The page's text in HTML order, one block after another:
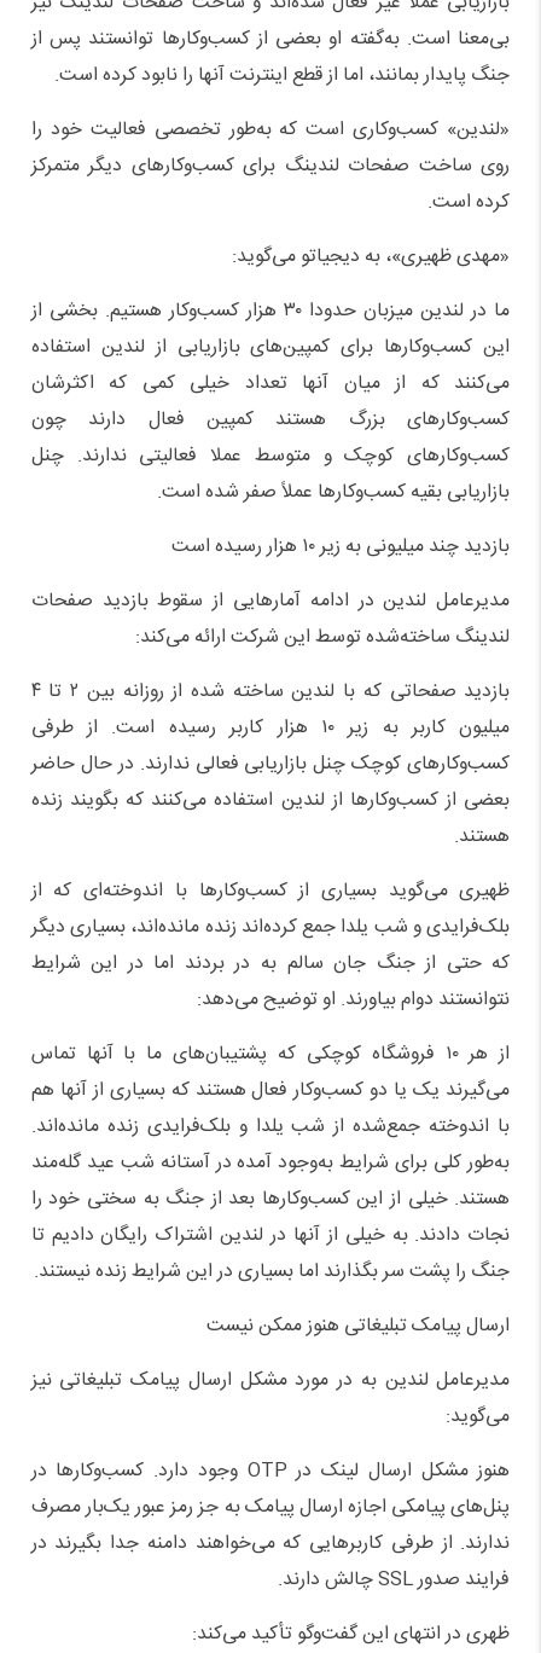
بی‌معنا است. به‌گفته او بعضی از کسب‌وکارها توانستند پس از
جنگ پایدار بمانند، اما از قطع اینترنت آنها را نابود کرده است.
«لندین» کسب‌وکاری است که به‌طور تخصصی فعالیت خود را
روی ساخت صفحات لندینگ برای کسب‌وکارهای دیگر متمرکز
کرده است.
«مهدی ظهیری»، به دیجیاتو می‌گوید:
ما در لندین میزبان حدودا ۳۰ هزار کسب‌وکار هستیم. بخشی از
این کسب‌وکارها برای کمپین‌های بازاریابی از لندین استفاده
می‌کنند که از میان آنها تعداد خیلی کمی که اکثرشان
کسب‌وکارهای بزرگ هستند کمپین فعال دارند چون
کسب‌وکارهای کوچک و متوسط عملا فعالیتی ندارند. چنل
بازاریابی بقیه کسب‌وکارها عملاً صفر شده است.
بازدید چند میلیونی به زیر ۱۰ هزار رسیده است
مدیرعامل لندین در ادامه آمارهایی از سقوط بازدید صفحات‌
لندینگ ساخته‌شده توسط این شرکت ارائه می‌کند:
بازدید صفحاتی که با لندین ساخته شده از روزانه بین ۲ تا ۴
میلیون کاربر به زیر ۱۰ هزار کاربر رسیده است. از طرفی
کسب‌وکارهای کوچک چنل بازاریابی فعالی ندارند. در حال حاضر
بعضی از کسب‌وکارها از لندین استفاده می‌کنند که بگویند زنده
هستند.
ظهیری می‌گوید بسیاری از کسب‌وکارها با اندوخته‌ای که از
بلک‌فرایدی و شب یلدا جمع کرده‌اند زنده‌ مانده‌اند، بسیاری دیگر
که حتی از جنگ جان سالم به در بردند اما در این شرایط
نتوانستند دوام بیاورند. او توضیح می‌دهد:
از هر ۱۰ فروشگاه کوچکی که پشتیبان‌های ما با آنها تماس
می‌گیرند یک یا دو کسب‌وکار فعال هستند که بسیاری از آنها هم
با اندوخته جمع‌شده از شب یلدا و بلک‌فرایدی زنده مانده‌اند.
به‌طور کلی برای شرایط به‌وجود آمده در آستانه شب عید گله‌مند
هستند. خیلی از این کسب‌وکارها بعد از جنگ به سختی خود را
نجات دادند. به خیلی از آنها در لندین اشتراک رایگان دادیم تا
جنگ را پشت سر بگذارند اما بسیاری در این شرایط زنده نیستند.
ارسال پیامک تبلیغاتی هنوز ممکن نیست
مدیرعامل لندین به در مورد مشکل ارسال پیامک‌ تبلیغاتی نیز
می‌گوید:
هنوز مشکل ارسال لینک در OTP وجود دارد. کسب‌وکارها در
پنل‌های پیامکی اجازه ارسال پیامک به جز رمز عبور یک‌بار مصرف
ندارند. از طرفی کاربرهایی که می‌خواهند دامنه جدا بگیرند در
فرایند صدور SSL چالش دارند.
ظهری در انتهای این گفت‌وگو تأکید می‌کند: